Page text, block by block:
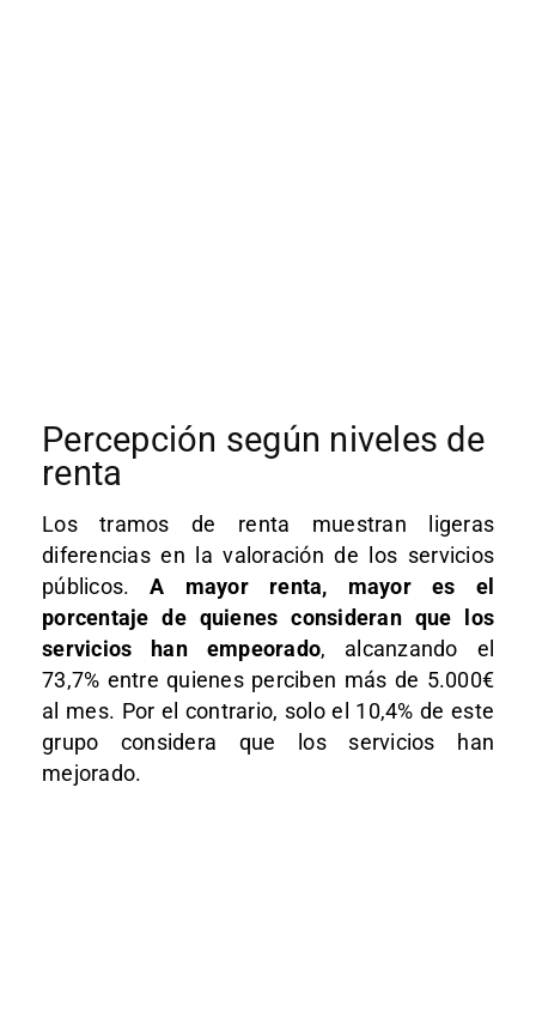
Percepción según niveles de
renta
Los tramos de renta muestran ligeras
diferencias en la valoración de los servicios
públicos.A mayor renta, mayor es el
porcentaje de quienes consideran que los
servicios han empeorado, alcanzando el
73,7% entre quienes perciben más de 5.000€
al mes. Por el contrario, solo el 10,4% de este
grupo considera que los servicios han
mejorado.​